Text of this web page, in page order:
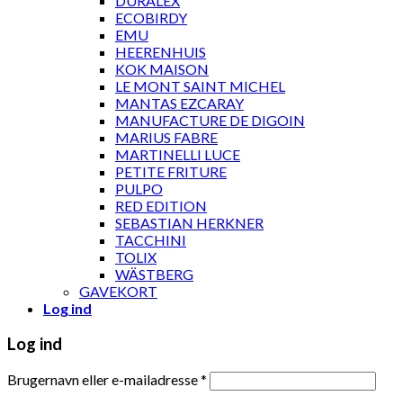
ECOBIRDY
EMU
HEERENHUIS
KOK MAISON
LE MONT SAINT MICHEL
MANTAS EZCARAY
MANUFACTURE DE DIGOIN
MARIUS FABRE
MARTINELLI LUCE
PETITE FRITURE
PULPO
RED EDITION
SEBASTIAN HERKNER
TACCHINI
TOLIX
WÄSTBERG
GAVEKORT
Log ind
Log ind
Brugernavn eller e-mailadresse*